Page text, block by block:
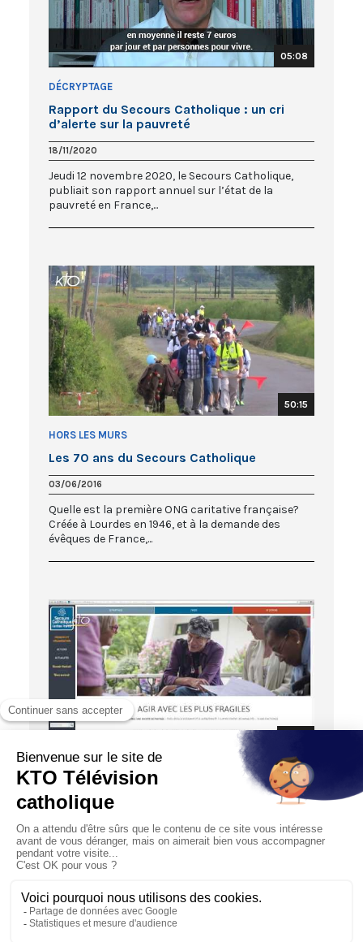
05:08
DÉCRYPTAGE
Rapport du Secours Catholique : un cri
d’alerte sur la pauvreté
18/11/2020
Jeudi 12 novembre 2020, le Secours Catholique,
publiait son rapport annuel sur l’état de la
pauvreté en France,...
50:15
HORS LES MURS
Les 70 ans du Secours Catholique
03/06/2016
Quelle est la première ONG caritative française?
Créée à Lourdes en 1946, et à la demande des
évêques de France,...
INTERNET CHRÉTIEN
Découverte du site du Secours catholique à
l’adresse http://www.secours-catholique.org. Ce
site vous permet de d...